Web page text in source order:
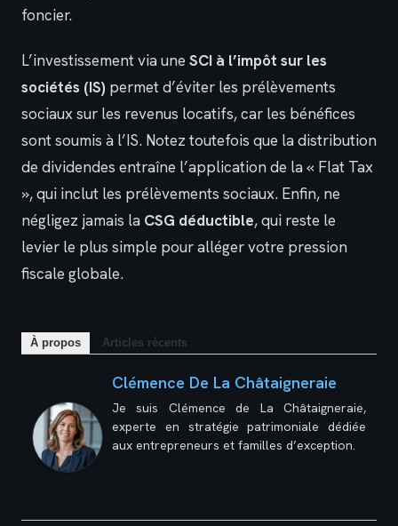
foncier.
L’investissement via une SCI à l’impôt sur les
sociétés (IS) permet d’éviter les prélèvements
sociaux sur les revenus locatifs, car les bénéfices
sont soumis à l’IS. Notez toutefois que la distribution
de dividendes entraîne l’application de la « Flat Tax
», qui inclut les prélèvements sociaux. Enfin, ne
négligez jamais la CSG déductible, qui reste le
levier le plus simple pour alléger votre pression
fiscale globale.
À propos Articles récents
Clémence De La Châtaigneraie
Je suis Clémence de La Châtaigneraie,
experte en stratégie patrimoniale dédiée
aux entrepreneurs et familles d’exception.